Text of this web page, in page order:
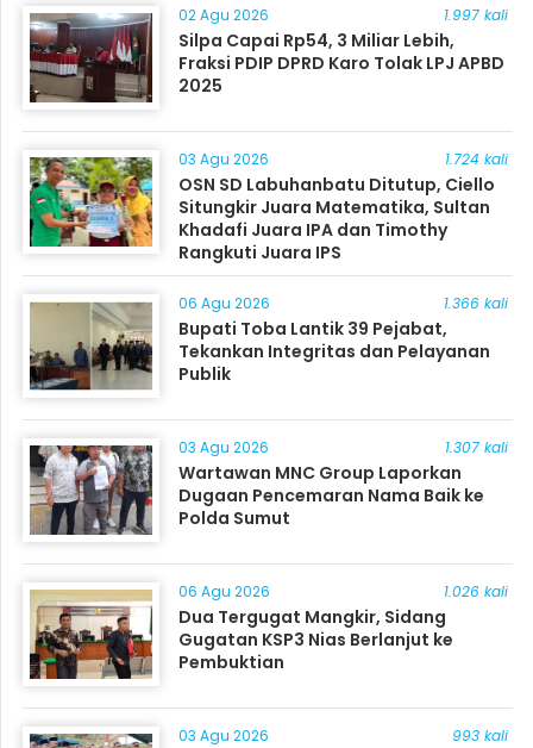
02 Agu 2026 1.997 kali
Silpa Capai Rp54, 3 Miliar Lebih,
Fraksi PDIP DPRD Karo Tolak LPJ APBD
2025
03 Agu 2026 1.724 kali
OSN SD Labuhanbatu Ditutup, Ciello
Situngkir Juara Matematika, Sultan
Khadafi Juara IPA dan Timothy
Rangkuti Juara IPS
06 Agu 2026 1.366 kali
Bupati Toba Lantik 39 Pejabat,
Tekankan Integritas dan Pelayanan
Publik
03 Agu 2026 1.307 kali
Wartawan MNC Group Laporkan
Dugaan Pencemaran Nama Baik ke
Polda Sumut
06 Agu 2026 1.026 kali
Dua Tergugat Mangkir, Sidang
Gugatan KSP3 Nias Berlanjut ke
Pembuktian
03 Agu 2026 993 kali